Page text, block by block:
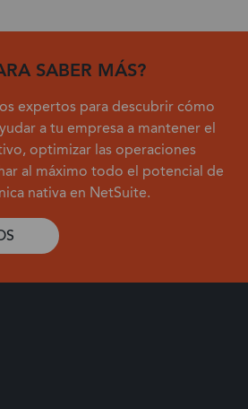
SABER MÁS?
expertos para descubrir cómo
a tu empresa a mantener el
optimizar las operaciones
al máximo todo el potencial de
nativa en NetSuite.